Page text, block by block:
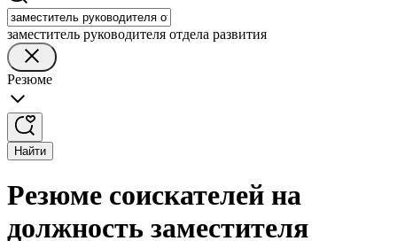
заместитель руководителя отдела развития
Резюме
Найти
Резюме соискателей на
должность заместителя